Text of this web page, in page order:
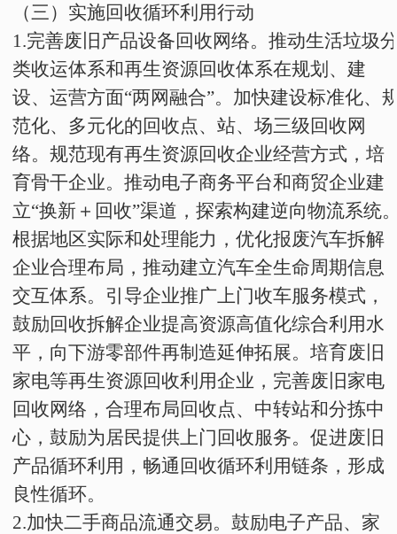
（三）实施回收循环利用行动
1.完善废旧产品设备回收网络。推动生活垃圾
类收运体系和再生资源回收体系在规划、建
设、运营方面“两网融合”。加快建设标准化、
范化、多元化的回收点、站、场三级回收网
络。规范现有再生资源回收企业经营方式，培
育骨干企业。推动电子商务平台和商贸企业建
立“换新 ＋ 回收”渠道，探索构建逆向物流系统
根据地区实际和处理能力，优化报废汽车拆解
企业合理布局，推动建立汽车全生命周期信息
交互体系。引导企业推广上门收车服务模式，
鼓励回收拆解企业提高资源高值化综合利用水
平，向下游零部件再制造延伸拓展。培育废旧
家电等再生资源回收利用企业，完善废旧家电
回收网络，合理布局回收点、中转站和分拣中
心，鼓励为居民提供上门回收服务。促进废旧
产品循环利用，畅通回收循环利用链条，形成
良性循环。
2.加快二手商品流通交易。鼓励电子产品、家